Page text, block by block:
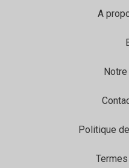
A
Politique